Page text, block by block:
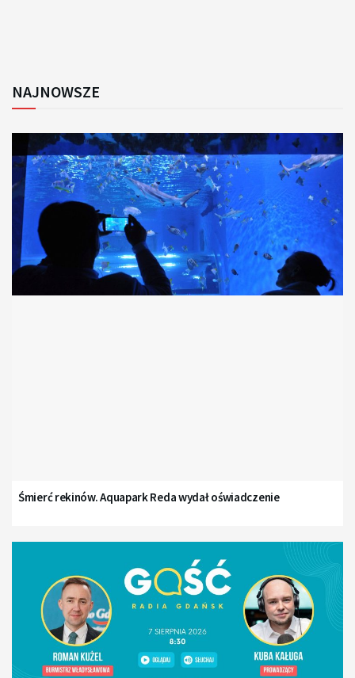
NAJNOWSZE
Śmierć rekinów. Aquapark Reda wydał oświadczenie